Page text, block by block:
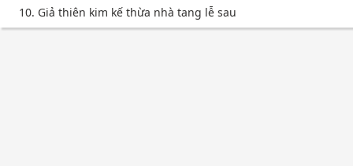
10. Giả thiên kim kế thừa nhà tang lễ sau